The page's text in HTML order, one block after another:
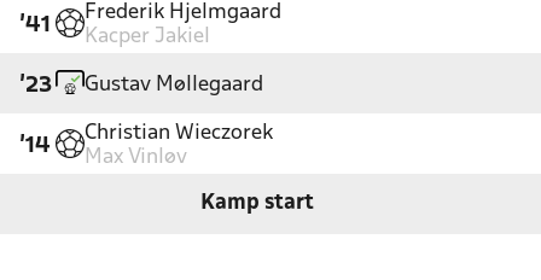
'41
Frederik Hjelmgaard
Kacper Jakiel
'23 Gustav Møllegaard
'14
Christian Wieczorek
Max Vinløv
Kamp start